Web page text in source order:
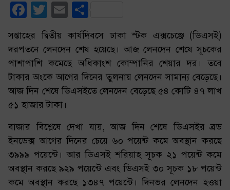
Facebook
TwitterEmail
সপ্তাহের দ্বিতীয় কার্যদিবসে ঢাকা স্টক এক্সচেঞ্জে (ডিএসই)
দরপতনে লেনদেন শেষ হয়েছে। আজ লেনদেন শেষে সূচকের
পাশাপাশি কমেছে অধিকাংশ কোম্পানির শেয়ার দর। তবে
টাকার অংকে আগের দিনের তুলনায় লেনদেন সামান্য বেড়েছে।
আজ দিন শেষে ডিএসইতে লেনদেন বেড়েছে ৫৪ কোটি ৪৭ লাখ
৫১ হাজার টাকা।
বাজার বিশ্লেষে দেখা যায়, আজ দিন শেষে ডিএসইর ব্রড
ইনডেক্স আগের দিনের চেয়ে ৬০ পয়েন্ট কমে অবস্থান করছে
৩৯৯৯ পয়েন্টে। আর ডিএসই শরিয়াহ সূচক ২১ পয়েন্ট কমে
অবস্থান করছে ৯২৯ পয়েন্টে এবং ডিএসই ৩০ সূচক ১৮ পয়েন্ট
কমে অবস্থান করছে ১৩৪৭ পয়েন্টে। দিনভর লেনদেন হওয়া